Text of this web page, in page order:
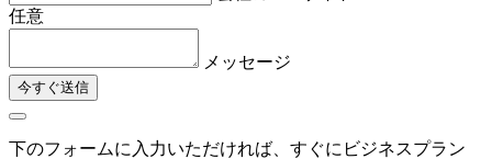
任意
メッセージ
今すぐ送信
下のフォームに入力いただければ、すぐにビジネスプラン